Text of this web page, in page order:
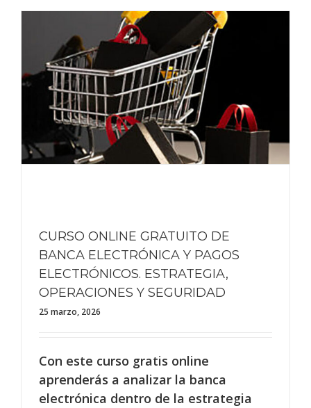
CURSO ONLINE GRATUITO DE
BANCA ELECTRÓNICA Y PAGOS
ELECTRÓNICOS. ESTRATEGIA,
OPERACIONES Y SEGURIDAD
25 marzo, 2026
Con este curso gratis online
aprenderás a analizar la banca
electrónica dentro de la estrategia